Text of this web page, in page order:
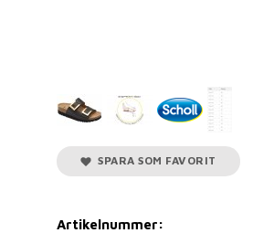
SPARA SOM FAVORIT
Artikelnummer: